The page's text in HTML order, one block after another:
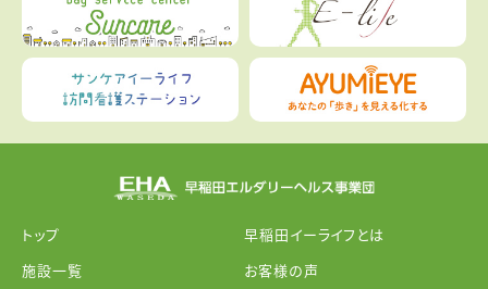
トップ
早稲田イーライフとは
施設一覧
お客様の声